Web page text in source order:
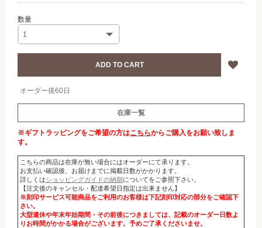
オーダー後60日
在庫一覧
※ギフトラッピングをご希望の方はこちらからご購入をお願い致しま
す。
こちらの商品は在庫が無い場合にはオーダーにて承ります。
お支払い確認後、お届けまでに掲載日数がかかります。
詳しくはショッピングガイドの納期についてをご参照下さい。
【注文後のキャンセル・配達希望日指定は出来ません】
※刻印サービス可能商品をご利用のお客様は下記刻印対応の部分をご確認下
さい。
大型連休や年末年始期間・その前後につきましては、記載のオーダー日数よ
りお時間がかかる場合がございます。予めご了承くださいませ。